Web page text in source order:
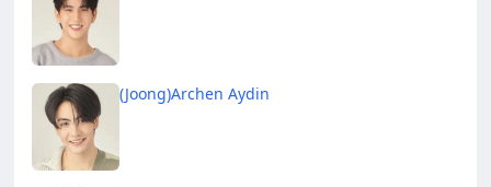
(Joong)Archen Aydin